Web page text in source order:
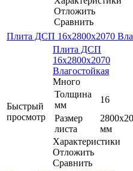
Отложить
Сравнить
Плита ДСП 16х2800х2070
Быстрый
просмотр
Плита ДСП
16х2800х2070
Влагостойкая
Много
Толщина
мм
16
Размер
листа
мм
Характеристики
Отложить
Сравнить